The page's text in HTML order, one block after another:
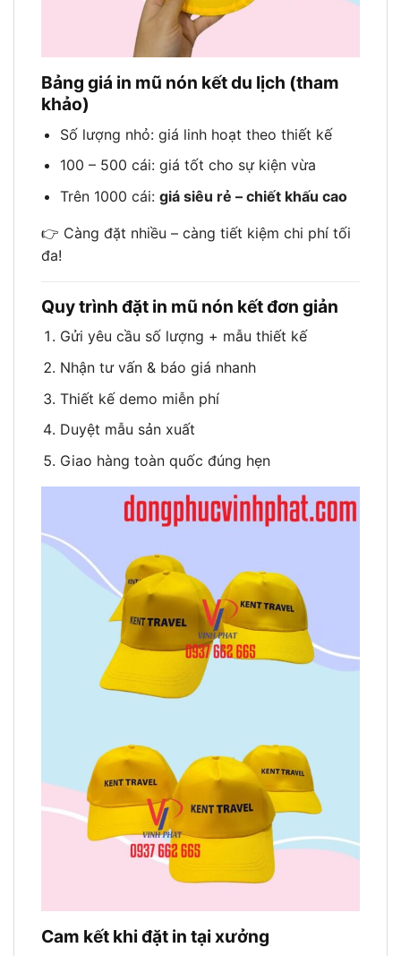
Bảng giá in mũ nón kết du lịch (tham
khảo)
Số lượng nhỏ: giá linh hoạt theo thiết kế
100 – 500 cái: giá tốt cho sự kiện vừa
Trên 1000 cái: giá siêu rẻ – chiết khấu cao
👉 Càng đặt nhiều – càng tiết kiệm chi phí tối
đa!
Quy trình đặt in mũ nón kết đơn giản
Gửi yêu cầu số lượng + mẫu thiết kế
Nhận tư vấn & báo giá nhanh
Thiết kế demo miễn phí
Duyệt mẫu sản xuất
Giao hàng toàn quốc đúng hẹn
Cam kết khi đặt in tại xưởng